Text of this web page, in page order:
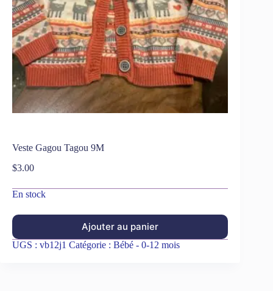
Veste Gagou Tagou 9M
$3.00
En stock
Ajouter au panier
UGS : vb12j1 Catégorie : Bébé - 0-12 mois